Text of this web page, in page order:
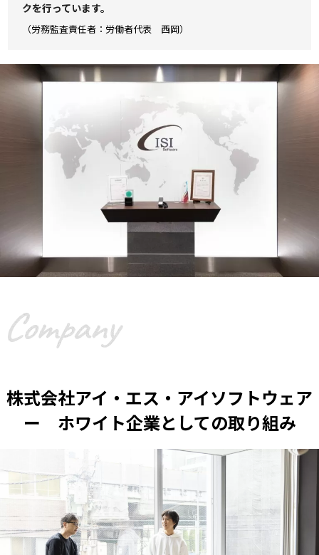
クを⾏っています。
（労務監査責任者：労働者代表 西岡）
株式会社アイ・エス・アイソフトウェア
ー ホワイト企業としての取り組み